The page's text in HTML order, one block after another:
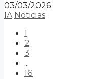
03/03/2026
IA Noticias
1
2
3
...
16